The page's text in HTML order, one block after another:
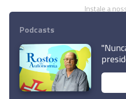
Funchal deixa alerta
chão, NÃO!'
Instale a
© 2023 Empresa Diário
Todos os direitos
Podcasts